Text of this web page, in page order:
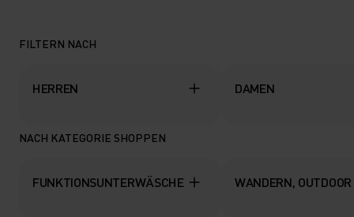
FILTERN NACH
HERREN DAMEN
NACH KATEGORIE SHOPPEN
FUNKTIONSUNTERWÄSCHE WANDERN, OUTDOOR